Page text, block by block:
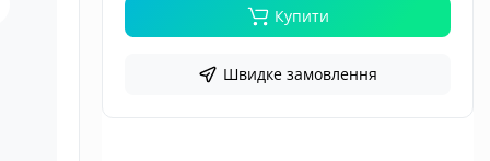
Купити
Швидке замовлення